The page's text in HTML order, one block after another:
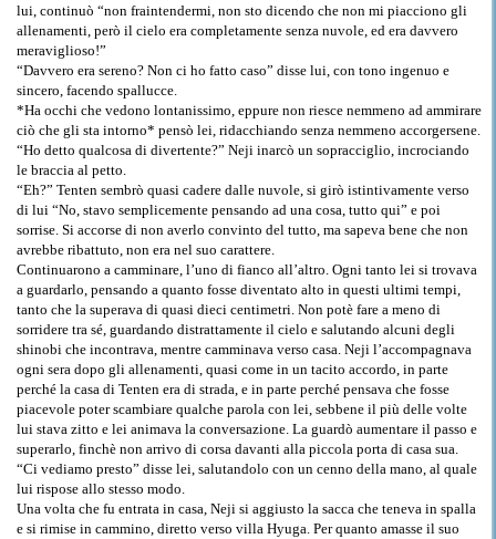
lui, continuò “non fraintendermi, non sto dicendo che non mi piacciono gli
allenamenti, però il cielo era completamente senza nuvole, ed era davvero
meraviglioso!”
“Davvero era sereno? Non ci ho fatto caso” disse lui, con tono ingenuo e
sincero, facendo spallucce.
*Ha occhi che vedono lontanissimo, eppure non riesce nemmeno ad ammirare
ciò che gli sta intorno* pensò lei, ridacchiando senza nemmeno accorgersene.
“Ho detto qualcosa di divertente?” Neji inarcò un sopracciglio, incrociando
le braccia al petto.
“Eh?” Tenten sembrò quasi cadere dalle nuvole, si girò istintivamente verso
di lui “No, stavo semplicemente pensando ad una cosa, tutto qui” e poi
sorrise. Si accorse di non averlo convinto del tutto, ma sapeva bene che non
avrebbe ribattuto, non era nel suo carattere.
Continuarono a camminare, l’uno di fianco all’altro. Ogni tanto lei si trovava
a guardarlo, pensando a quanto fosse diventato alto in questi ultimi tempi,
tanto che la superava di quasi dieci centimetri. Non potè fare a meno di
sorridere tra sé, guardando distrattamente il cielo e salutando alcuni degli
shinobi che incontrava, mentre camminava verso casa. Neji l’accompagnava
ogni sera dopo gli allenamenti, quasi come in un tacito accordo, in parte
perché la casa di Tenten era di strada, e in parte perché pensava che fosse
piacevole poter scambiare qualche parola con lei, sebbene il più delle volte
lui stava zitto e lei animava la conversazione. La guardò aumentare il passo e
superarlo, finchè non arrivo di corsa davanti alla piccola porta di casa sua.
“Ci vediamo presto” disse lei, salutandolo con un cenno della mano, al quale
lui rispose allo stesso modo.
Una volta che fu entrata in casa, Neji si aggiusto la sacca che teneva in spalla
e si rimise in cammino, diretto verso villa Hyuga. Per quanto amasse il suo